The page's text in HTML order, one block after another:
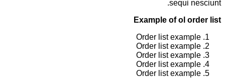
sequi nesciunt.
Example of ol order list
Order list example
Order list example
Order list example
Order list example
Order list example